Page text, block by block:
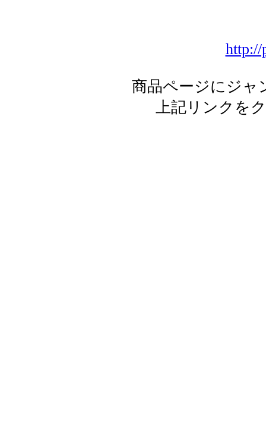
http://
商品ページにジャ
上記リンクを